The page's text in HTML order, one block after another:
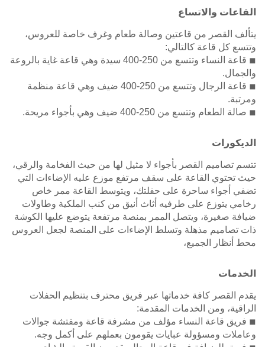
القاعات والاتساع
يتألف القصر من قاعتين وصالة طعام وغرف خاصة للعروس،
وتتسع كل قاعة كالتالي:
◾ قاعة النساء وتتسع من 250-400 سيدة وهي قاعة غاية بالروعة
والجمال.
◾ قاعة الرجال وتتسع من 250-400 ضيف وهي قاعة منظمة
ومرتبة.
◾ صالة الطعام وتتسع من 250-400 ضيف وهي بأجواء مريحة.
الديكورات
تتسم تصاميم القصر بأجواء لا مثيل لها من حيث الفخامة والرقي،
حيث تحتوي القاعة على سقف مرتفع موزع عليه الإضاءات التي
تضفي أجواء ساحرة على حفلتك، ويتوسط القاعة ممر خاص
رخامي يتوزع على طرفيه أثاث أنيق من كنب الملكية وطاولات
ضيافة صغيرة، ويتصل الممر بمنصة مرتفعة يتوضع عليها الكوشة
ذات تصاميم مذهلة وتسلط الإضاءات على المنصة لجعل العروس
محط أنظار الجميع،
الخدمات
يقدم القصر كافة خدماتها عبر فريق محترف بتنظيم الحفلات
الراقية، ومن الخدمات المقدمة:
◾ فريق قاعة النساء مؤلف من مشرفة قاعة ومفتشة جوالات
وعاملات ومسؤولة عبايات يقومون بعملهم على أكمل وجه.